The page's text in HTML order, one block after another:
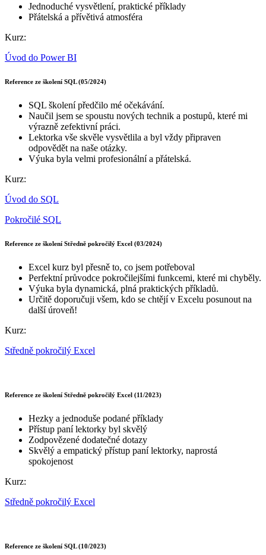
Jednoduché vysvětlení, praktické příklady
Přátelská a přívětivá atmosféra
Kurz:
Úvod do Power BI
Reference ze školení SQL (05/2024)
SQL školení předčilo mé očekávání.
Naučil jsem se spoustu nových technik a postupů, které mi
výrazně zefektivní práci.
Lektorka vše skvěle vysvětlila a byl vždy připraven
odpovědět na naše otázky.
Výuka byla velmi profesionální a přátelská.
Kurz:
Úvod do SQL
Pokročilé SQL
Reference ze školení Středně pokročilý Excel (03/2024)
Excel kurz byl přesně to, co jsem potřeboval
Perfektní průvodce pokročilejšími funkcemi, které mi chyběly.
Výuka byla dynamická, plná praktických příkladů.
Určitě doporučuji všem, kdo se chtějí v Excelu posunout na
další úroveň!
Kurz:
Středně pokročilý Excel
Reference ze školení Středně pokročilý Excel (11/2023)
Hezky a jednoduše podané příklady
Přístup paní lektorky byl skvělý
Zodpovězené dodatečné dotazy
Skvělý a empatický přístup paní lektorky, naprostá
spokojenost
Kurz:
Středně pokročilý Excel
Reference ze školení SQL (10/2023)